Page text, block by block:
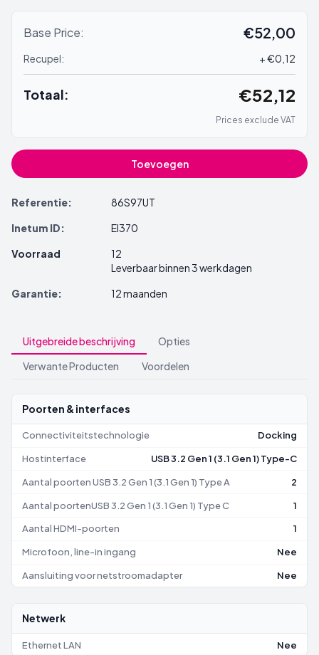
Base Price: €52,00
Recupel: + €0,12
Totaal: €52,12
Prices exclude VAT
Toevoegen
Referentie:
86S97UT
Inetum ID:
EI370
Voorraad
12
Leverbaar binnen 3 werkdagen
Garantie:
12 maanden
Uitgebreide beschrijving
Opties
Verwante Producten
Voordelen
Poorten & interfaces
Connectiviteitstechnologie Docking
Hostinterface USB 3.2 Gen 1 (3.1 Gen 1) Type-C
Aantal poorten USB 3.2 Gen 1 (3.1 Gen 1) Type A 2
Aantal poortenUSB 3.2 Gen 1 (3.1 Gen 1) Type C 1
Aantal HDMI-poorten 1
Microfoon, line-in ingang Nee
Aansluiting voor netstroomadapter Nee
Netwerk
Ethernet LAN Nee